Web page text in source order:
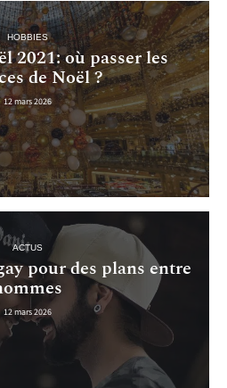
HOBBIES
2021: où passer les
de Noël ?
12 mars 2026
ACTUS
pour des plans entre
12 mars 2026